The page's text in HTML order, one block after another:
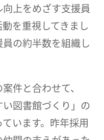
上をめざす支援員
を重視してきまし
の約半数を組織し
件と合わせて、
い図書館づくり」の
います。昨年採用